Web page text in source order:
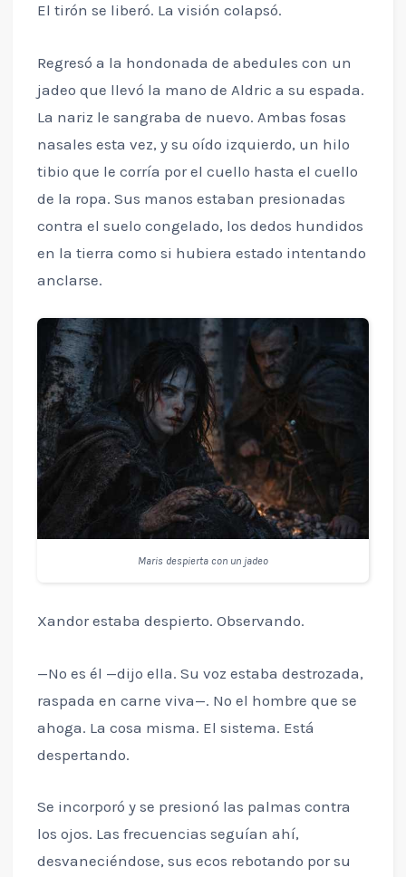
El tirón se liberó. La visión colapsó.
Regresó a la hondonada de abedules con un
jadeo que llevó la mano de Aldric a su espada.
La nariz le sangraba de nuevo. Ambas fosas
nasales esta vez, y su oído izquierdo, un hilo
tibio que le corría por el cuello hasta el cuello
de la ropa. Sus manos estaban presionadas
contra el suelo congelado, los dedos hundidos
en la tierra como si hubiera estado intentando
anclarse.
Maris despierta con un jadeo
Xandor estaba despierto. Observando.
—No es él —dijo ella. Su voz estaba destrozada,
raspada en carne viva—. No el hombre que se
ahoga. La cosa misma. El sistema. Está
despertando.
Se incorporó y se presionó las palmas contra
los ojos. Las frecuencias seguían ahí,
desvaneciéndose, sus ecos rebotando por su